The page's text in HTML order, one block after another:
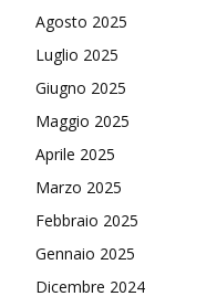
Agosto 2025
Luglio 2025
Giugno 2025
Maggio 2025
Aprile 2025
Marzo 2025
Febbraio 2025
Gennaio 2025
Dicembre 2024